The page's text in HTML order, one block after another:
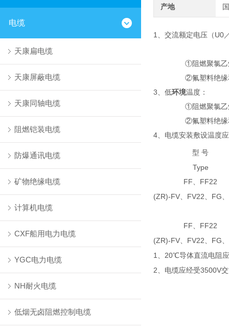
电缆
天康扁电缆
天康屏蔽电缆
天康同轴电缆
阻燃铠装电缆
防爆通讯电缆
矿物绝缘电缆
计算机电缆
CXF船用电力电缆
YGC电力电缆
NH耐火电缆
低烟无卤阻燃控制电缆
产地
1、交流额定电压（U0
①阻燃聚氯乙烯绝
②氟塑料绝缘和护
3、低环境温度：
①阻燃聚氯乙烯绝
②氟塑料绝缘和护
4、电缆安装敷设温度
型 号
Type
FF、 FF22
(ZR)-FV、 FV22、 FG、
FF、 FF22
(ZR)-FV、 FV22、 FG、
1 、 20℃导体直流电阻
2、电缆应经受3500V